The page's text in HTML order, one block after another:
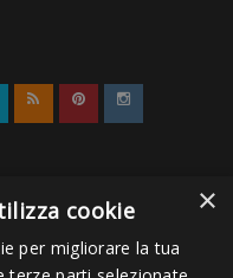
×
cookie
per migliorare la tua